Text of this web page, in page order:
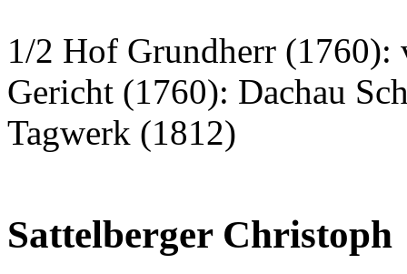
1/2 Hof Grundherr (1760):
Gericht (1760): Dachau
Tagwerk (1812)
Sattelberger Christoph